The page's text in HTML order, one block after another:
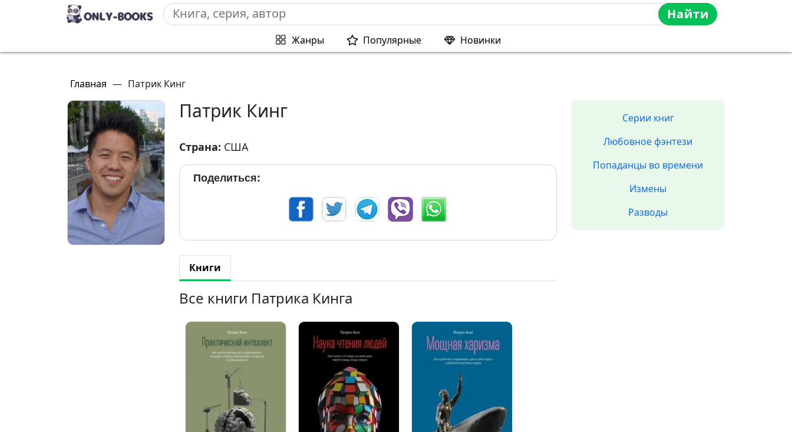
Найти
Жанры Популярные Новинки
Главная — Патрик Кинг
Патрик Кинг
Страна: США
Поделиться:
Книги
Все книги Патрика Кинга
Серии книг
Любовное фэнтези
Попаданцы во времени
Измены
Разводы